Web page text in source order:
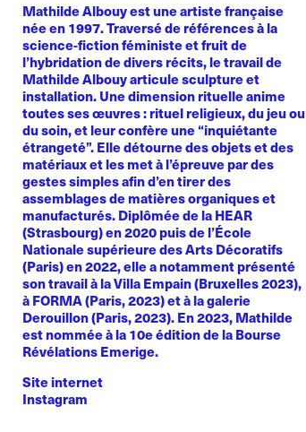
Mathilde Albouy est une artiste française
née en 1997. Traversé de références à la
science-fiction féministe et fruit de
l’hybridation de divers récits, le travail de
Mathilde Albouy articule sculpture et
installation. Une dimension rituelle anime
toutes ses œuvres : rituel religieux, du jeu ou
du soin, et leur confère une “inquiétante
étrangeté”. Elle détourne des objets et des
matériaux et les met à l’épreuve par des
gestes simples afin d’en tirer des
assemblages de matières organiques et
manufacturés. Diplômée de la HEAR
(Strasbourg) en 2020 puis de l’École
Nationale supérieure des Arts Décoratifs
(Paris) en 2022, elle a notamment présenté
son travail à la Villa Empain (Bruxelles 2023),
à FORMA (Paris, 2023) et à la galerie
Derouillon (Paris, 2023). En 2023, Mathilde
est nommée à la 10e édition de la Bourse
Révélations Emerige.
Site internet
Instagram